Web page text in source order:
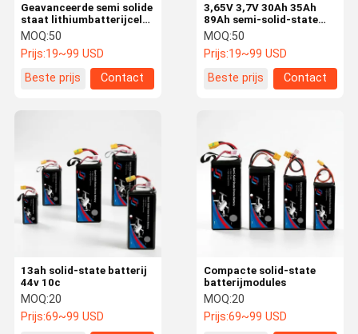
Geavanceerde semi solide
staat lithiumbatterijcel
3.65V 35Ah voor
aangepaste
batterijpakketten
MOQ:50
Prijs:19~99 USD
Beste prijs
Contact
3,65V 3,7V 30Ah 35Ah
89Ah semi-solid-state
batterijcel
MOQ:50
Prijs:19~99 USD
Beste prijs
Contact
13ah solid-state batterij
44v 10c
MOQ:20
Prijs:69~99 USD
Compacte solid-state
batterijmodules
MOQ:20
Prijs:69~99 USD